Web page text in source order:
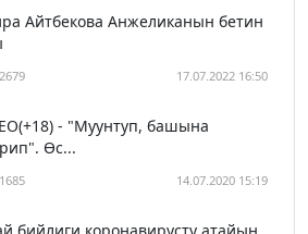
Айтбекова Анжеликанын бетин
17.07.2022 16:50
- "Муунтуп, башына
Өс...
14.07.2020 15:19